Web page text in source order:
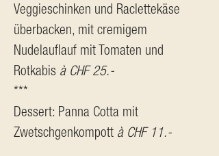
Veggieschinken und Raclettekäse
überbacken, mit cremigem
Nudelauflauf mit Tomaten und
Rotkabis à CHF 25.-
***
Dessert: Panna Cotta mit
Zwetschgenkompott à CHF 11.-